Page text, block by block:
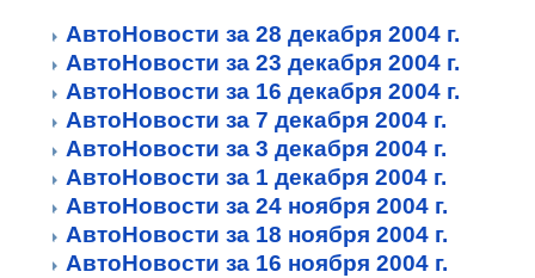
АвтоНовости за 28 декабря 2004 г.
АвтоНовости за 23 декабря 2004 г.
АвтоНовости за 16 декабря 2004 г.
АвтоНовости за 7 декабря 2004 г.
АвтоНовости за 3 декабря 2004 г.
АвтоНовости за 1 декабря 2004 г.
АвтоНовости за 24 ноября 2004 г.
АвтоНовости за 18 ноября 2004 г.
АвтоНовости за 16 ноября 2004 г.